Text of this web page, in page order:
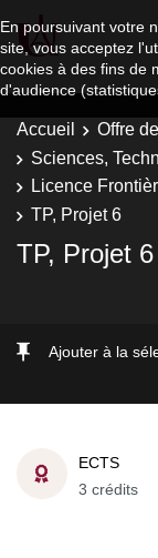
En poursuivant votre
site, vous acceptez
cookies à des fins de
d'audience
Accueil Offre
Sciences,
Licence
TP, Projet 6
TP, Projet 6
Ajouter à la
ECTS
3 crédits